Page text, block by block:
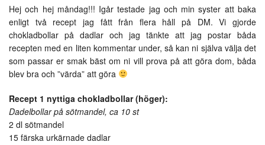
Hej och hej måndag!!! Igår testade jag och min syster att baka
enligt två recept jag fått från flera håll på DM. Vi gjorde
chokladbollar på dadlar och jag tänkte att jag postar båda
recepten med en liten kommentar under, så kan ni själva välja det
som passar er smak bäst om ni vill prova på att göra dom, båda
blev bra och ”värda” att göra
Recept 1 nyttiga chokladbollar (höger):
Dadelbollar på sötmandel, ca 10 st
2 dl sötmandel
15 färska urkärnade dadlar